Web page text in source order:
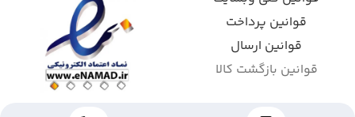
قوانین پرداخت
قوانین ارسال
قوانین بازگشت کالا